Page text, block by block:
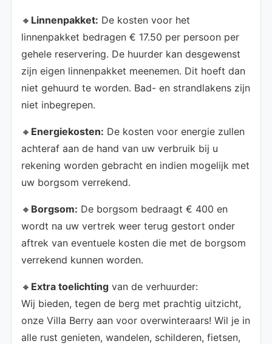
🔸 Linnenpakket: De kosten voor het
linnenpakket bedragen € 17.50 per persoon per
gehele reservering. De huurder kan desgewenst
zijn eigen linnenpakket meenemen. Dit hoeft dan
niet gehuurd te worden. Bad- en strandlakens zijn
niet inbegrepen.
🔸 Energiekosten: De kosten voor energie zullen
achteraf aan de hand van uw verbruik bij u
rekening worden gebracht en indien mogelijk met
uw borgsom verrekend.
🔸 Borgsom: De borgsom bedraagt € 400 en
wordt na uw vertrek weer terug gestort onder
aftrek van eventuele kosten die met de borgsom
verrekend kunnen worden.
🔸 Extra toelichting van de verhuurder:
Wij bieden, tegen de berg met prachtig uitzicht,
onze Villa Berry aan voor overwinteraars! Wil je in
alle rust genieten, wandelen, schilderen, fietsen,